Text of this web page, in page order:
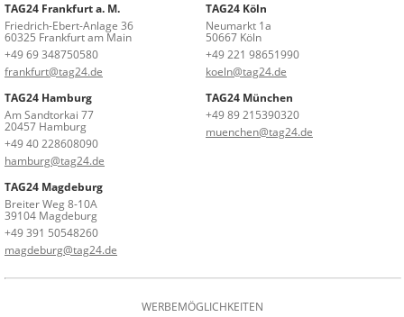
TAG24 Frankfurt a. M.
Friedrich-Ebert-Anlage 36
60325 Frankfurt am Main
+49 69 348750580
frankfurt@tag24.de
TAG24 Köln
Neumarkt 1a
50667 Köln
+49 221 98651990
koeln@tag24.de
TAG24 Hamburg
Am Sandtorkai 77
20457 Hamburg
+49 40 228608090
hamburg@tag24.de
TAG24 München
+49 89 215390320
muenchen@tag24.de
TAG24 Magdeburg
Breiter Weg 8-10A
39104 Magdeburg
+49 391 50548260
magdeburg@tag24.de
WERBEMÖGLICHKEITEN